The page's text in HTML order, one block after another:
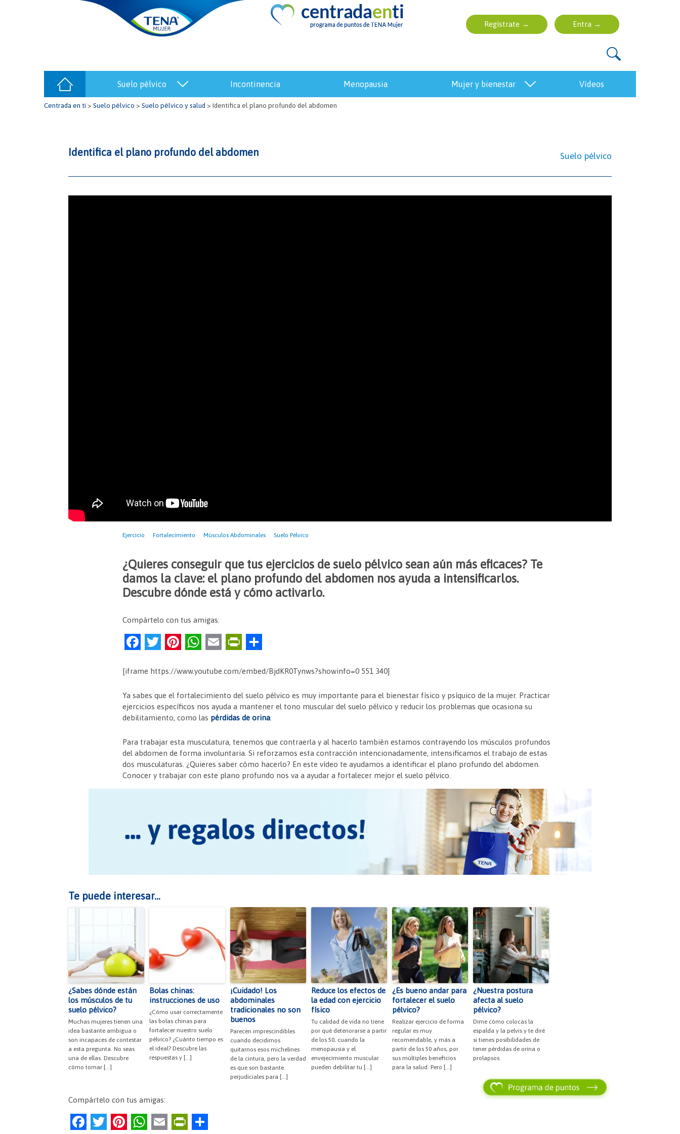
suelo pélvico incontinencia menopausia mujer y bienestar vídeos
Centrada en ti > Suelo pélvico > Suelo pélvico y salud > Identifica el plano profundo del abdomen
Identifica el plano profundo del abdomen Suelo pélvico
Ejercicio Fortalecimiento Músculos Abdominales Suelo Pélvico
¿Quieres conseguir que tus ejercicios de suelo pélvico sean aún más eficaces? Te
damos la clave: el plano profundo del abdomen nos ayuda a intensificarlos.
Descubre dónde está y cómo activarlo.
Compártelo con tus amigas:
F
c
e
b
o
o
k
T
itt
er
Pi
er
es
t
W
at
s
A
p
p
E
ai
l
Pr
tF
ri
e
n
dl
y
m
p
ar
tir
[iframe https://www.youtube.com/embed/BjdKR0Tynws?showinfo=0 551 340]
Ya sabes que el fortalecimiento del suelo pélvico es muy importante para el bienestar físico y psíquico de la mujer. Practicar
ejercicios específicos nos ayuda a mantener el tono muscular del suelo pélvico y reducir los problemas que ocasiona su
debilitamiento, como las pérdidas de orina
Para trabajar esta musculatura, tenemos que contraerla y al hacerlo también estamos contrayendo los músculos profundos
del abdomen de forma involuntaria. Si reforzamos esta contracción intencionadamente, intensificamos el trabajo de estas
dos musculaturas. ¿Quieres saber cómo hacerlo? En este vídeo te ayudamos a identificar el plano profundo del abdomen.
Conocer y trabajar con este plano profundo nos va a ayudar a fortalecer mejor el suelo pélvico.
Te puede interesar...
¿Sabes dónde están
los músculos de tu
suelo pélvico?
Muchas mujeres tienen una
idea bastante ambigua o
son incapaces de contestar
a esta pregunta. No seas
una de ellas. Descubre
cómo tomar […]
Bolas chinas:
instrucciones de uso
¿Cómo usar correctamente
las bolas chinas para
fortalecer nuestro suelo
pélvico? ¿Cuánto tiempo es
el ideal? Descubre las
respuestas y […]
¡Cuidado! Los
abdominales
tradicionales no son
buenos
Parecen imprescindibles
cuando decidimos
quitarnos esos michelines
de la cintura, pero la verdad
es que son bastante
perjudiciales para […]
Reduce los efectos de
la edad con ejercicio
físico
Tu calidad de vida no tiene
por qué deteriorarse a partir
de los 50, cuando la
menopausia y el
envejecimiento muscular
pueden debilitar tu […]
¿Es bueno andar para
fortalecer el suelo
pélvico?
Realizar ejercicio de forma
regular es muy
recomendable, y más a
partir de los 50 años, por
sus múltiples beneficios
para la salud. Pero […]
¿Nuestra postura
afecta al suelo
pélvico?
Dime cómo colocas la
espalda y la pelvis y te diré
si tienes posibilidades de
tener pérdidas de orina o
prolapsos.
Compártelo con tus amigas:
F
T
Pi
W
E
Pr